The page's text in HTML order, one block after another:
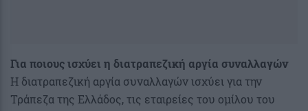
Για ποιους ισχύει η διατραπεζική αργία συναλλαγών
Η διατραπεζική αργία συναλλαγών ισχύει για την
Τράπεζα της Ελλάδος, τις εταιρείες του ομίλου του